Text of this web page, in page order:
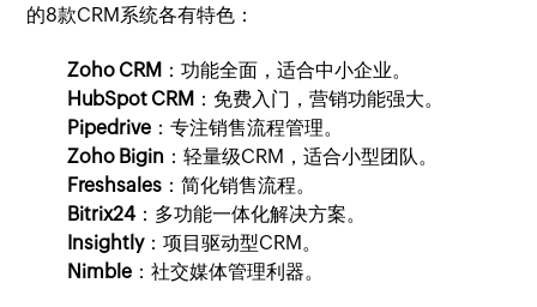
的8款CRM系统各有特色：
Zoho CRM ：功能全面，适合中小企业。
HubSpot CRM ：免费入门，营销功能强大。
Pipedrive ：专注销售流程管理。
Zoho Bigin ：轻量级CRM，适合小型团队。
Freshsales ：简化销售流程。
Bitrix24 ：多功能一体化解决方案。
Insightly：项目驱动型CRM。
Nimble ：社交媒体管理利器。